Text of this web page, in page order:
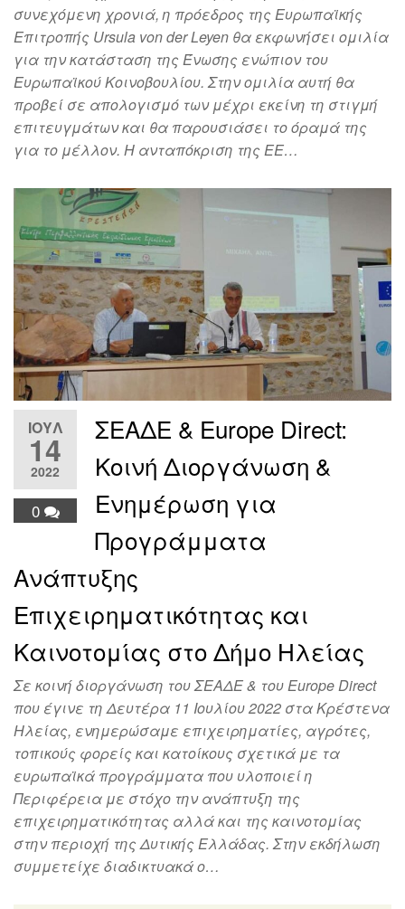
συνεχόμενη χρονιά, η πρόεδρος της Ευρωπαϊκής
Επιτροπής Ursula von der Leyen θα εκφωνήσει ομιλία
για την κατάσταση της Ένωσης ενώπιον του
Ευρωπαϊκού Κοινοβουλίου. Στην ομιλία αυτή θα
προβεί σε απολογισμό των μέχρι εκείνη τη στιγμή
επιτευγμάτων και θα παρουσιάσει το όραμά της
για το μέλλον. Η ανταπόκριση της ΕΕ…
ΙΟΎΛ
14
2022
0
ΣΕΑΔΕ & Europe Direct:
Κοινή Διοργάνωση &
Ενημέρωση για
Προγράμματα
Ανάπτυξης
Επιχειρηματικότητας και
Καινοτομίας στο Δήμο Ηλείας
Σε κοινή διοργάνωση του ΣΕΑΔΕ & του Europe Direct
που έγινε τη Δευτέρα 11 Ιουλίου 2022 στα Κρέστενα
Ηλείας, ενημερώσαμε επιχειρηματίες, αγρότες,
τοπικούς φορείς και κατοίκους σχετικά με τα
ευρωπαϊκά προγράμματα που υλοποιεί η
Περιφέρεια με στόχο την ανάπτυξη της
επιχειρηματικότητας αλλά και της καινοτομίας
στην περιοχή της Δυτικής Ελλάδας. Στην εκδήλωση
συμμετείχε διαδικτυακά ο…